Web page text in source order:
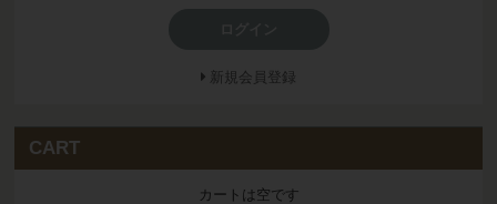
新規会員登録
CART
カートは空です